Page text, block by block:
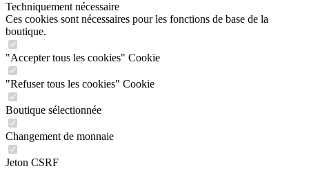
Techniquement nécessaire
Ces cookies sont nécessaires pour les fonctions de base de la
boutique.
"Accepter tous les cookies" Cookie
"Refuser tous les cookies" Cookie
Boutique sélectionnée
Changement de monnaie
Jeton CSRF